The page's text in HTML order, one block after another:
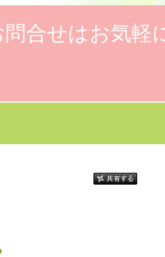
合せはお気軽